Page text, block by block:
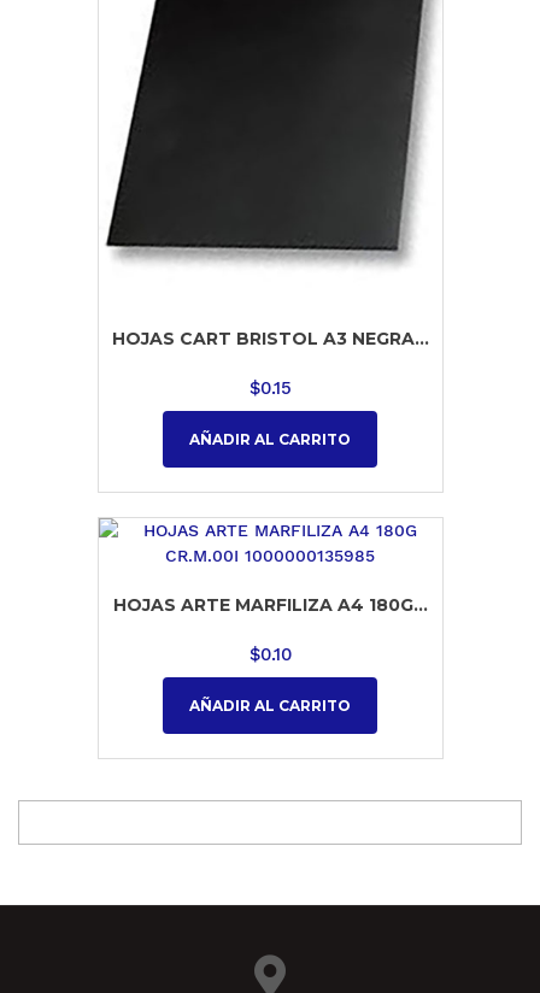
HOJAS CART BRISTOL A3 NEGRA...
$0.15
AÑADIR AL CARRITO
HOJAS ARTE MARFILIZA A4 180G...
$0.10
AÑADIR AL CARRITO